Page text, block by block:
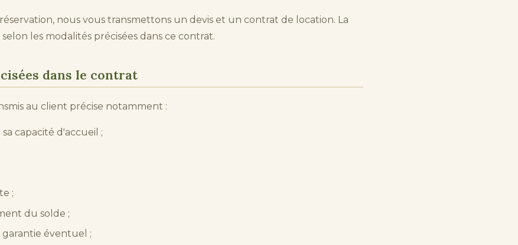
nous vous transmettons un devis et un contrat de location. La
les modalités précisées dans ce contrat.
dans le contrat
au client précise notamment :
capacité d'accueil ;
;
du solde ;
éventuel ;